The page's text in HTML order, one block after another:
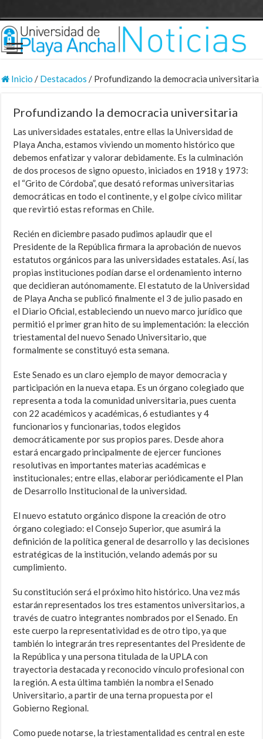
Inicio / Destacados / Profundizando la democracia universitaria
Profundizando la democracia universitaria
Las universidades estatales, entre ellas la Universidad de
Playa Ancha, estamos viviendo un momento histórico que
debemos enfatizar y valorar debidamente. Es la culminación
de dos procesos de signo opuesto, iniciados en 1918 y 1973:
el “Grito de Córdoba”, que desató reformas universitarias
democráticas en todo el continente, y el golpe cívico militar
que revirtió estas reformas en Chile.
Recién en diciembre pasado pudimos aplaudir que el
Presidente de la República firmara la aprobación de nuevos
estatutos orgánicos para las universidades estatales. Así, las
propias instituciones podían darse el ordenamiento interno
que decidieran autónomamente. El estatuto de la Universidad
de Playa Ancha se publicó finalmente el 3 de julio pasado en
el Diario Oficial, estableciendo un nuevo marco jurídico que
permitió el primer gran hito de su implementación: la elección
triestamental del nuevo Senado Universitario, que
formalmente se constituyó esta semana.
Este Senado es un claro ejemplo de mayor democracia y
participación en la nueva etapa. Es un órgano colegiado que
representa a toda la comunidad universitaria, pues cuenta
con 22 académicos y académicas, 6 estudiantes y 4
funcionarios y funcionarias, todos elegidos
democráticamente por sus propios pares. Desde ahora
estará encargado principalmente de ejercer funciones
resolutivas en importantes materias académicas e
institucionales; entre ellas, elaborar periódicamente el Plan
de Desarrollo Institucional de la universidad.
El nuevo estatuto orgánico dispone la creación de otro
órgano colegiado: el Consejo Superior, que asumirá la
definición de la política general de desarrollo y las decisiones
estratégicas de la institución, velando además por su
cumplimiento.
Su constitución será el próximo hito histórico. Una vez más
estarán representados los tres estamentos universitarios, a
través de cuatro integrantes nombrados por el Senado. En
este cuerpo la representatividad es de otro tipo, ya que
también lo integrarán tres representantes del Presidente de
la República y una persona titulada de la UPLA con
trayectoria destacada y reconocido vínculo profesional con
la región. A esta última también la nombra el Senado
Universitario, a partir de una terna propuesta por el
Gobierno Regional.
Como puede notarse, la triestamentalidad es central en este